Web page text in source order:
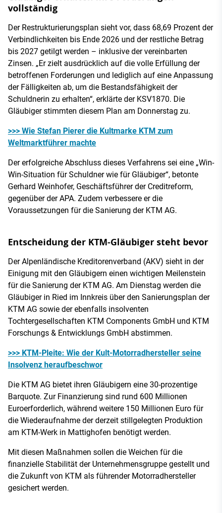
vollständig
Der Restrukturierungsplan sieht vor, dass 68,69 Prozent der
Verbindlichkeiten bis Ende 2026 und der restliche Betrag
bis 2027 getilgt werden – inklusive der vereinbarten
Zinsen. „Er zielt ausdrücklich auf die volle Erfüllung der
betroffenen Forderungen und lediglich auf eine Anpassung
der Fälligkeiten ab, um die Bestandsfähigkeit der
Schuldnerin zu erhalten“, erklärte der KSV1870. Die
Gläubiger stimmten diesem Plan am Donnerstag zu.
>>> Wie Stefan Pierer die Kultmarke KTM zum
Weltmarktführer machte
Der erfolgreiche Abschluss dieses Verfahrens sei eine „Win-
Win-Situation für Schuldner wie für Gläubiger“, betonte
Gerhard Weinhofer, Geschäftsführer der Creditreform,
gegenüber der APA. Zudem verbessere er die
Voraussetzungen für die Sanierung der KTM AG.
Entscheidung der KTM-Gläubiger steht bevor
Der Alpenländische Kreditorenverband (AKV) sieht in der
Einigung mit den Gläubigern einen wichtigen Meilenstein
für die Sanierung der KTM AG. Am Dienstag werden die
Gläubiger in Ried im Innkreis über den Sanierungsplan der
KTM AG sowie der ebenfalls insolventen
Tochtergesellschaften KTM Components GmbH und KTM
Forschungs & Entwicklungs GmbH abstimmen.
>>> KTM-Pleite: Wie der Kult-Motorradhersteller seine
Insolvenz heraufbeschwor
Die KTM AG bietet ihren Gläubigern eine 30-prozentige
Barquote. Zur Finanzierung sind rund 600 Millionen
Euroerforderlich, während weitere 150 Millionen Euro für
die Wiederaufnahme der derzeit stillgelegten Produktion
am KTM-Werk in Mattighofen benötigt werden.
Mit diesen Maßnahmen sollen die Weichen für die
finanzielle Stabilität der Unternehmensgruppe gestellt und
die Zukunft von KTM als führender Motorradhersteller
gesichert werden.